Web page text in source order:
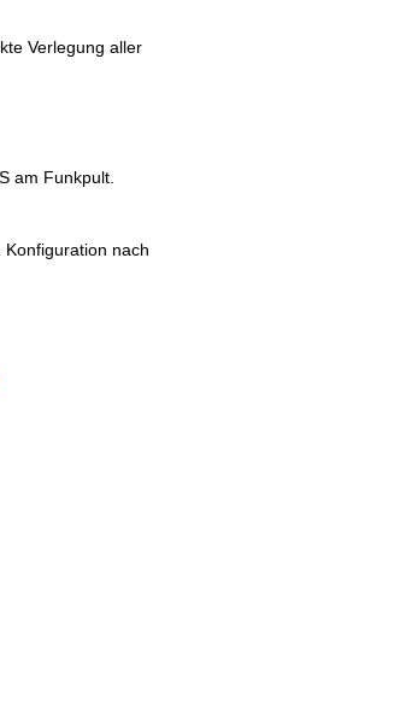
Verlegung aller
am Funkpult.
nach